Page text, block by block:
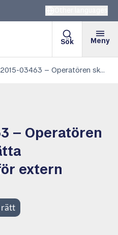
Sök Meny
ARN 2015-03463 – Operatören skyldig att ersätta konsumenten för extern tekniker
– Operatören
extern
rätt